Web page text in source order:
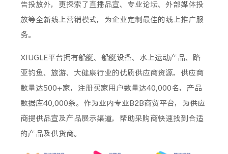
告投放外，更探索了直播品宣、专业论坛、外部媒体投
放等全新线上营销模式，为企业定制最佳的线上推广服
务。
XIUGLE平台拥有船艇、船艇设备、水上运动产品、路
亚钓鱼、旅游、大健康行业的优质供应商资源，供应商
数量达500+家，注册买家用户数量达40,000名，产品
数据库40,000条。作为业内专业B2B商贸平台，为供应
商提供品宣及产品展示渠道，帮助采购商快速找到合适
的产品及供货商。